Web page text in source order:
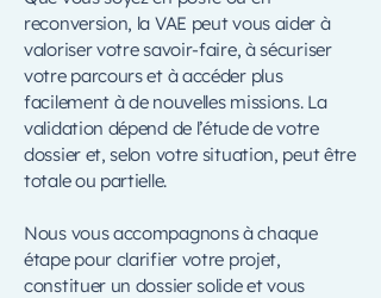
reconversion, la VAE peut vous aider à
valoriser votre savoir-faire, à sécuriser
votre parcours et à accéder plus
facilement à de nouvelles missions. La
validation dépend de l’étude de votre
dossier et, selon votre situation, peut être
totale ou partielle.
Nous vous accompagnons à chaque
étape pour clarifier votre projet,
constituer un dossier solide et vous